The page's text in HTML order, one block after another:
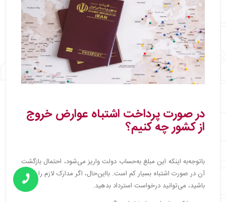
در صورت پرداخت اشتباه عوارض خروج
از کشور چه کنیم؟
باتوجه‌به اینکه این مبلغ به‌حساب دولت واریز می‌شود، احتمال بازگشت
آن در صورت اشتباه بسیار کم است. بااین‌حال، اگر مدارک لازم را داشته
باشید، می‌توانید درخواست استرداد بدهید.